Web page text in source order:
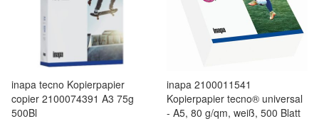
inapa tecno Kopierpapier
copier 2100074391 A3 75g
500Bl
inapa 2100011541
Kopierpapier tecno® universal
- A5, 80 g/qm, weiß, 500 Blatt